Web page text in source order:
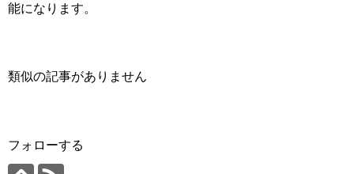
能になります。
類似の記事がありません
フォローする